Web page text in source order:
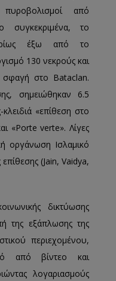
πυροβολισμοί από
συγκεκριμένα, το
έξω από το
130 νεκρούς και
σφαγή στο Bataclan.
σημειώθηκαν 6.5
«επίθεση στο
«Porte verte». Λίγες
οργάνωση Ισλαμικό
(Jain, Vaidya,
δικτύωσης
της εξάπλωσης της
περιεχομένου,
από βίντεο και
λογαριασμούς